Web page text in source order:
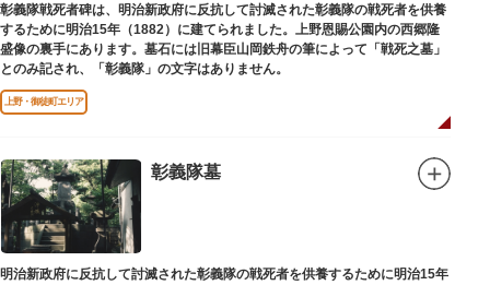
彰義隊戦死者碑は、明治新政府に反抗して討滅された彰義隊の戦死者を供養
するために明治15年（1882）に建てられました。上野恩賜公園内の西郷隆
盛像の裏手にあります。墓石には旧幕臣山岡鉄舟の筆によって「戦死之墓」
とのみ記され、「彰義隊」の文字はありません。
上野・御徒町エリア
彰義隊墓
明治新政府に反抗して討滅された彰義隊の戦死者を供養するために明治15年